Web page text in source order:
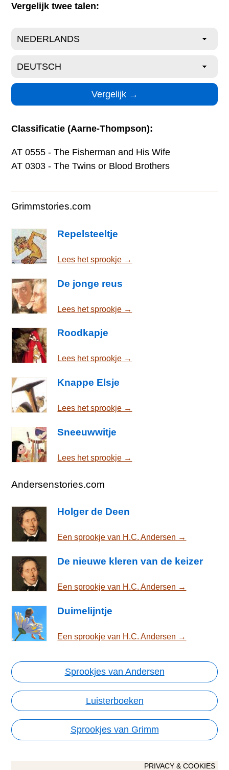
Vergelijk twee talen:
Classificatie (Aarne-Thompson):
AT 0555 - The Fisherman and His Wife
AT 0303 - The Twins or Blood Brothers
Grimmstories.com
Repelsteeltje
Lees het sprookje →
De jonge reus
Lees het sprookje →
Roodkapje
Lees het sprookje →
Knappe Elsje
Lees het sprookje →
Sneeuwwitje
Lees het sprookje →
Andersenstories.com
Holger de Deen
Een sprookje van H.C. Andersen →
De nieuwe kleren van de keizer
Een sprookje van H.C. Andersen →
Duimelijntje
Een sprookje van H.C. Andersen →
Sprookjes van Andersen
Luisterboeken
Sprookjes van Grimm
PRIVACY & COOKIES